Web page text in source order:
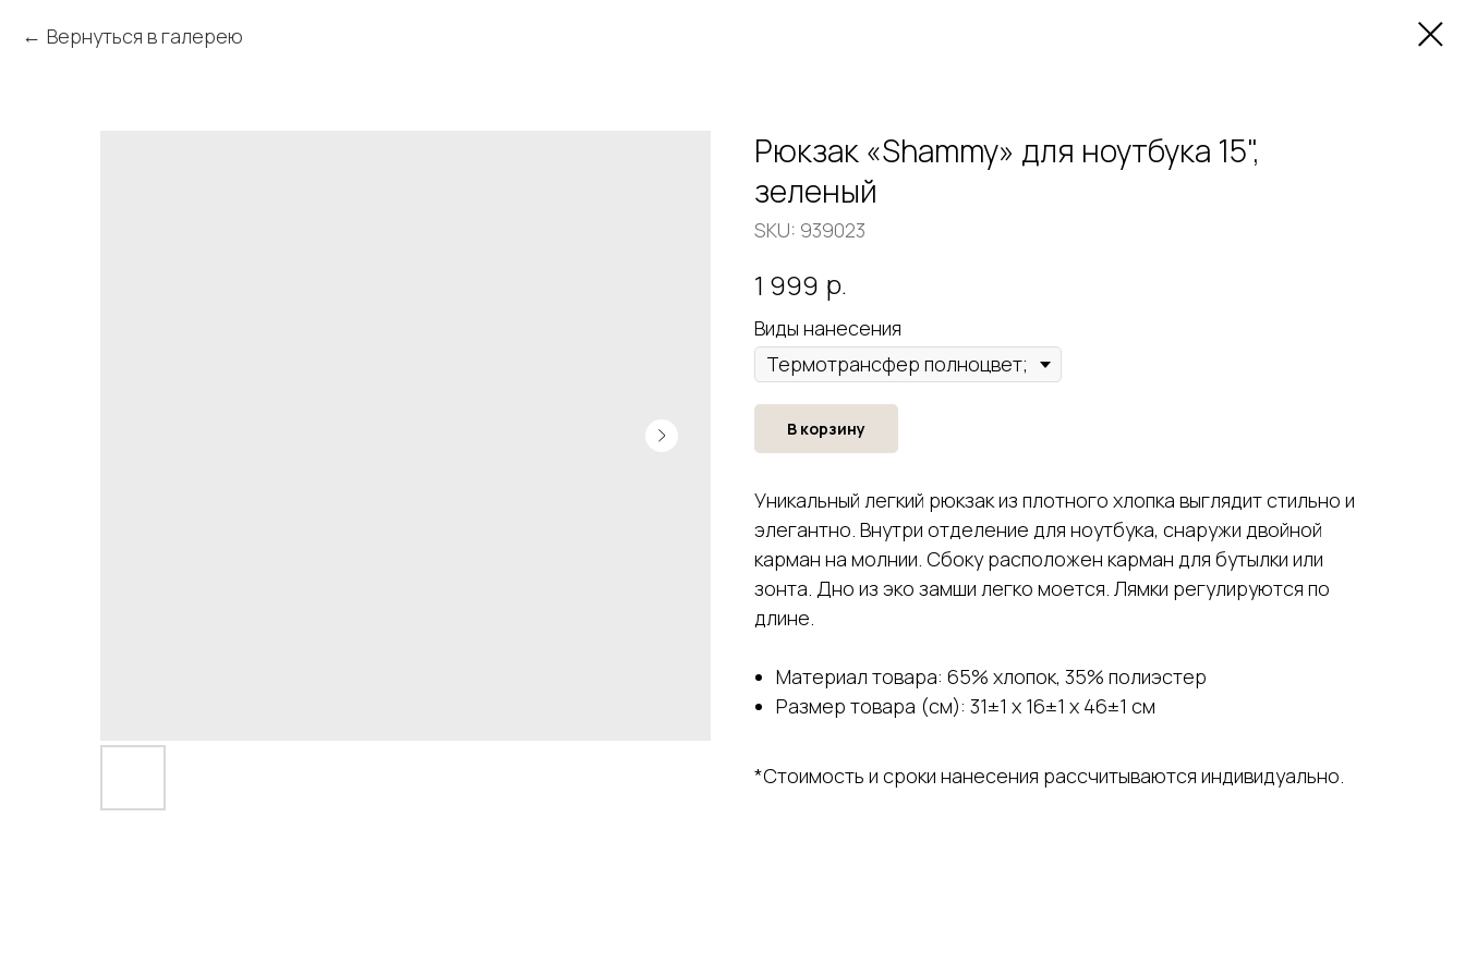
Вернуться в галерею
Рюкзак «Shammy» для ноутбука 15",
зеленый
SKU: 939023
1 999 р.
Виды нанесения
В корзину
Уникальный легкий рюкзак из плотного хлопка выглядит стильно и
элегантно. Внутри отделение для ноутбука, снаружи двойной
карман на молнии. Сбоку расположен карман для бутылки или
зонта. Дно из эко замши легко моется. Лямки регулируются по
длине.
Материал товара: 65% хлопок, 35% полиэстер
Размер товара (см): 31±1 x 16±1 x 46±1 см
*Стоимость и сроки нанесения рассчитываются индивидуально.